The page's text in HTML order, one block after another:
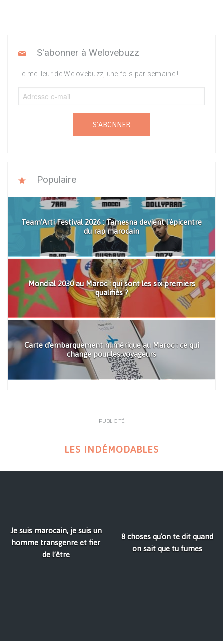
S'abonner à Welovebuzz
Le meilleur de Welovebuzz, une fois par semaine !
S'ABONNER
Populaire
Team'Arti Festival 2026 : Tamesna devient l'épicentre
du rap marocain
Mondial 2030 au Maroc : qui sont les six premiers
qualifiés ?
Carte d'embarquement numérique au Maroc : ce qui
change pour les voyageurs
PUBLICITÉ
LES INDÉMODABLES
Je suis marocain, je suis un
homme transgenre et fier
de l’être
8 choses qu'on te dit quand
on sait que tu fumes